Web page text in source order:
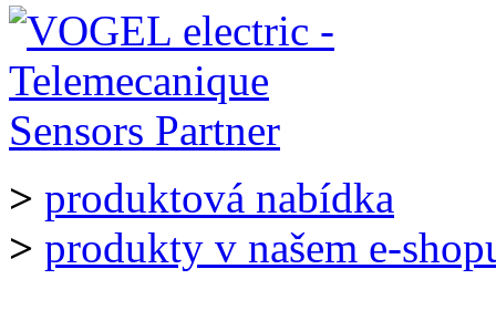
> produktová nabídka
> produkty v našem e-